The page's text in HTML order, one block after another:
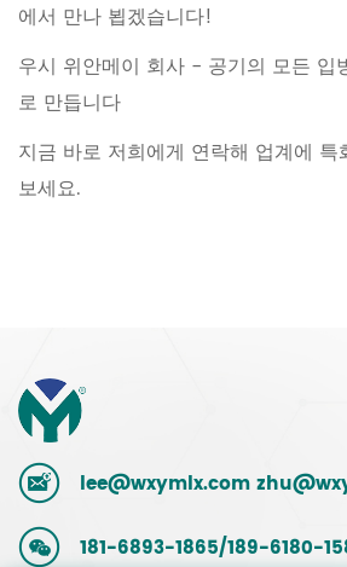
에서 만나 뵙겠습니다!
우시 위안메이 회사 - 공기의 모든 입
로 만듭니다
지금 바로 저희에게 연락해 업계에
보세요.
lee@wxymlx.com
181-6893-1865/189-6180-